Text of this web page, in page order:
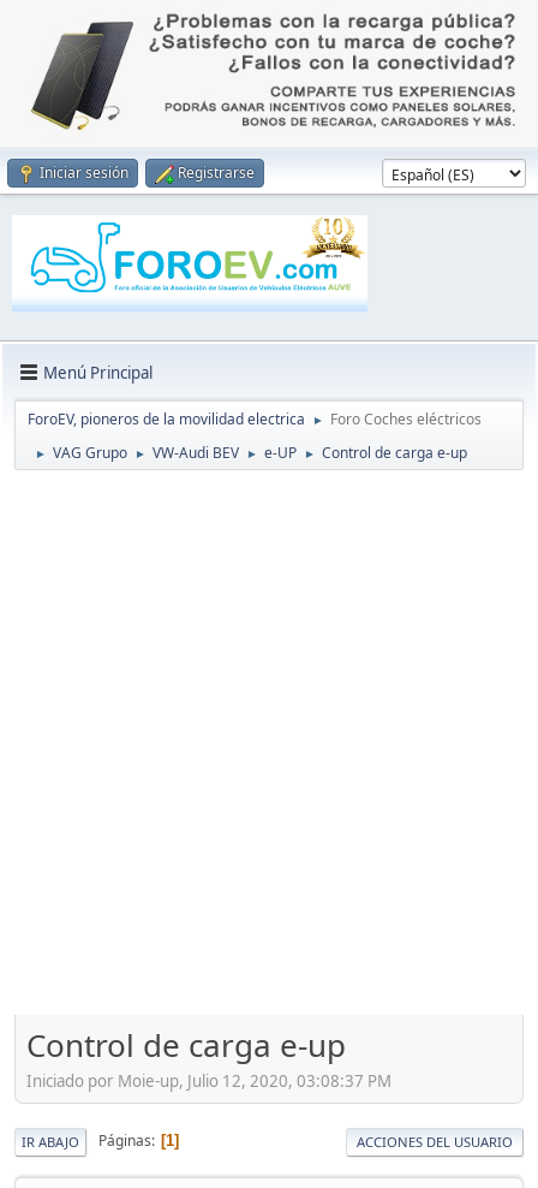
Iniciar sesión Registrarse
Menú Principal
ForoEV, pioneros de la movilidad electrica ► Foro Coches eléctricos
► VAG Grupo ► VW-Audi BEV ► e-UP ► Control de carga e-up
Control de carga e-up
Iniciado por Moie-up, Julio 12, 2020, 03:08:37 PM
IR ABAJO Páginas 1 ACCIONES DEL USUARIO